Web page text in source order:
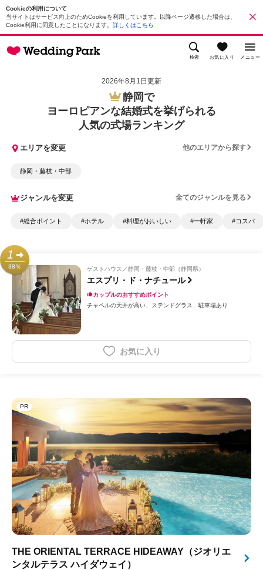
Cookieの利用について
当サイトはサービス向上のためCookieを利用しています。以降ページ遷移した場合は、
Cookie利用に同意したことになります。 詳しくはこちら
検索 お気に入り メニュー
2026年8月1日更新
静岡で
ヨーロピアンな結婚式を挙げられる
人気の式場ランキング
エリアを変更 他のエリアから探す
静岡・藤枝・中部
ジャンルを変更 全てのジャンルを見る
#総合ポイント #ホテル #料理がおいしい #一軒家 #コスパ
1
38％ ゲストハウス 静岡・藤枝・中部（静岡県）
エスプリ・ド・ナチュール
カップルのおすすめポイント
チャペルの天井が高い
ステンドグラス 駐車場あり
お気に入り
PR
THE ORIENTAL TERRACE HIDEAWAY（ジオリエ
ンタルテラス ハイダウェイ）